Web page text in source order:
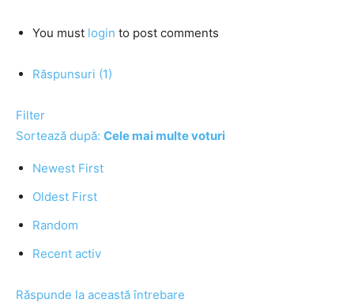
You must login to post comments
Răspunsuri (1)
Filter
Sortează după: Cele mai multe voturi
Newest First
Oldest First
Random
Recent activ
Răspunde la această întrebare